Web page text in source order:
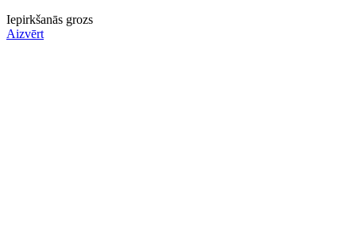
Iepirkšanās grozs
Aizvērt